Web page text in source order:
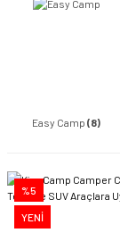
Easy Camp(8)
%5
YENİ